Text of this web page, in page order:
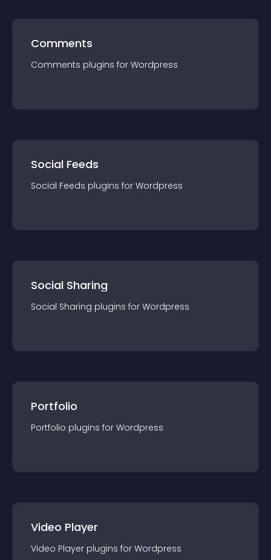
Comments
Comments plugins for Wordpress
Social Feeds
Social Feeds plugins for Wordpress
Social Sharing
Social Sharing plugins for Wordpress
Portfolio
Portfolio plugins for Wordpress
Video Player
Video Player plugins for Wordpress